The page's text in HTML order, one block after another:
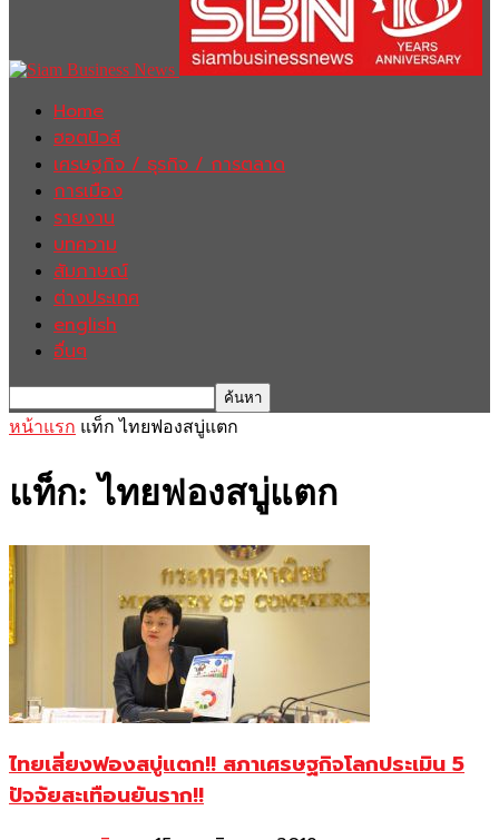
Home
ฮอตนิวส์
เศรษฐกิจ / ธุรกิจ / การตลาด
การเมือง
รายงาน
บทความ
สัมภาษณ์
ต่างประเทศ
english
อื่นๆ
หน้าแรก แท็ก ไทยฟองสบู่แตก
แท็ก: ไทยฟองสบู่แตก
ไทยเสี่ยงฟองสบู่แตก!! สภาเศรษฐกิจโลกประเมิน 5
ปัจจัยสะเทือนยันราก!!